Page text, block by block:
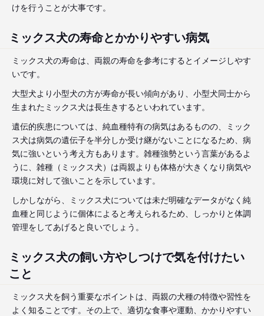
けを行うことが大事です。
ミックス犬の寿命とかかりやすい病気
ミックス犬の寿命は、両親の寿命を参考にするとイメージしやす
いです。
大型犬より小型犬の方が寿命が長い傾向があり、小型犬同士から
生まれたミックス犬は長生きするといわれています。
遺伝的疾患については、純血種特有の病気はあるものの、ミック
ス犬は病気の遺伝子を半分しか受け継がないことになるため、病
気に強いという考え方もあります。雑種強勢という言葉があるよ
うに、雑種（ミックス犬）は両親よりも体格が大きくなり病気や
環境に対して強いことを示しています。
しかしながら、ミックス犬については未だ明確なデータがなく純
血種と同じように個体によると考えられるため、しっかりと体調
管理をしてあげると良いでしょう。
ミックス犬の飼い方やしつけで気を付けたい
こと
ミックス犬を飼う重要なポイントは、両親の犬種の特徴や習性を
よく知ることです。その上で、適切な食事や運動、かかりやすい